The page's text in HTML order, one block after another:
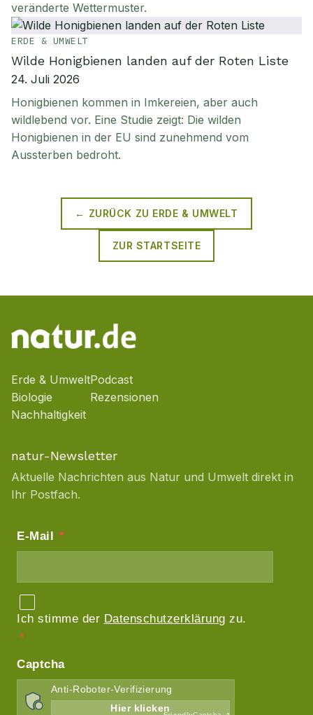
veränderte Wettermuster.
ERDE & UMWELT
Wilde Honigbienen landen auf der Roten Liste
24. Juli 2026
Honigbienen kommen in Imkereien, aber auch
wildlebend vor. Eine Studie zeigt: Die wilden
Honigbienen in der EU sind zunehmend vom
Aussterben bedroht.
← ZURÜCK ZU ERDE & UMWELT
ZUR STARTSEITE
Erde & Umwelt
Biologie
Nachhaltigkeit
Podcast
Rezensionen
natur-Newsletter
Aktuelle Nachrichten aus Natur und Umwelt direkt in
Ihr Postfach.